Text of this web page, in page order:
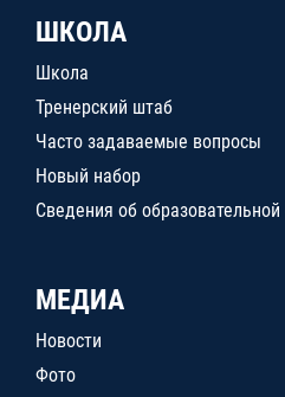
ШКОЛА
Школа
Тренерский штаб
Часто задаваемые вопросы
Новый набор
Сведения об образовательной
МЕДИА
Новости
Фото